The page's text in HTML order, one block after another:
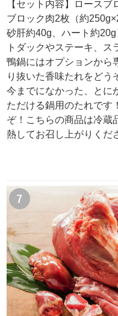
【セット内容】ロース
ブロック肉2枚（約
砂肝約40g、ハート約
トダックやステーキ、ス
鴨鍋にはオプションから
り抜いた香味たれをどう
今までになかった、とに
ただける鍋用のたれです
ぞ！こちらの商品は冷蔵
熱してお召し上がりくだ